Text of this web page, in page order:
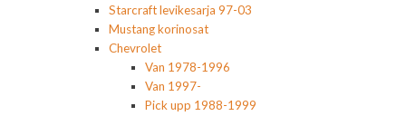
Starcraft levikesarja 97-03
Mustang korinosat
Chevrolet
Van 1978-1996
Van 1997-
Pick upp 1988-1999